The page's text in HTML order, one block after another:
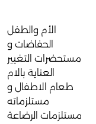
الأم والطفل
الحفاضات و
مستحضرات التغيير
العناية بالام
طعام الاطفال و
مستلزماته
مستلزمات الرضاعة